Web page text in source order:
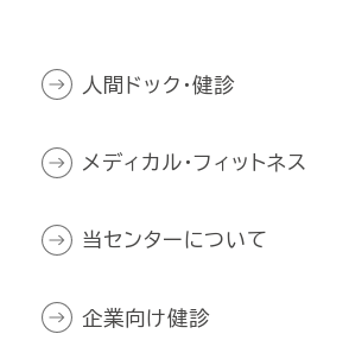
人間ドック・健診
メディカル・フィットネス
当センターについて
企業向け健診